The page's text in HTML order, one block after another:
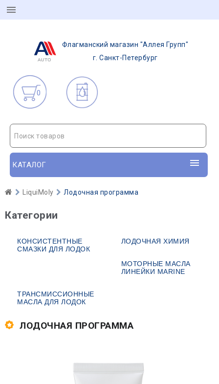
Флагманский магазин "Аллея Групп"
г. Санкт-Петербург
0
Поиск товаров
КАТАЛОГ
LiquiMoly Лодочная программа
Категории
КОНСИСТЕНТНЫЕ
СМАЗКИ ДЛЯ ЛОДОК
ЛОДОЧНАЯ ХИМИЯ
МОТОРНЫЕ МАСЛА
ЛИНЕЙКИ MARINE
ТРАНСМИССИОННЫЕ
МАСЛА ДЛЯ ЛОДОК
ЛОДОЧНАЯ ПРОГРАММА